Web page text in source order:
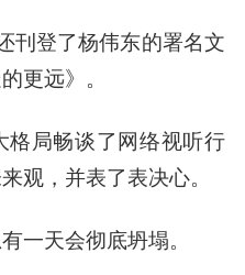
刊登了杨伟东的署名文
更远》。
局畅谈了网络视听行
观，并表了表决心。
一天会彻底坍塌。